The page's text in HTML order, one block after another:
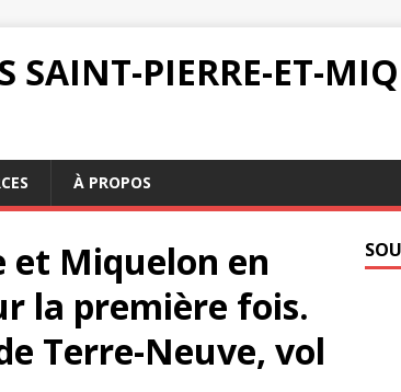
SAINT-PIERRE-ET-
À PROPOS
et Miquelon en
la première fois.
Terre-Neuve, vol